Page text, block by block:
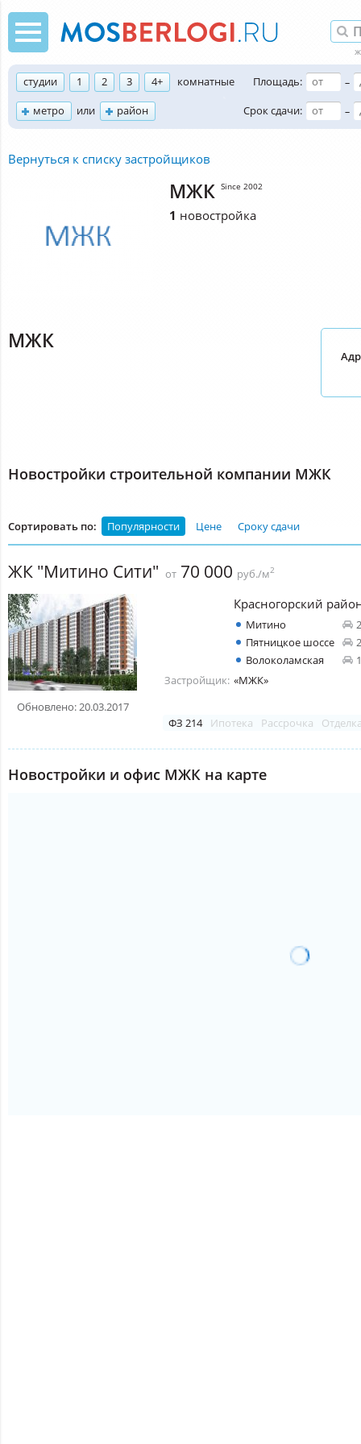
студии 1 2 3 4+
комнатные
метро
или район
Площадь:
–
Срок сдачи:
–
Вернуться к списку застройщиков
МЖК Since 2002
1 новостройка
МЖК
Новостройки строительной компании МЖК
Сортировать по: Популярности Цене Сроку сдачи
ЖК "Митино Сити" от 70 000 руб./м2
Обновлено: 20.03.2017
Красногорский
Митино
Пятницкое шоссе
Волоколамская
Застройщик: «МЖК»
ФЗ 214 Ипотека Рассрочка
Новостройки и офис МЖК на карте